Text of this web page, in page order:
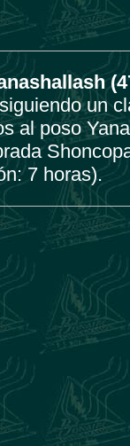
un
al poso
7 horas).